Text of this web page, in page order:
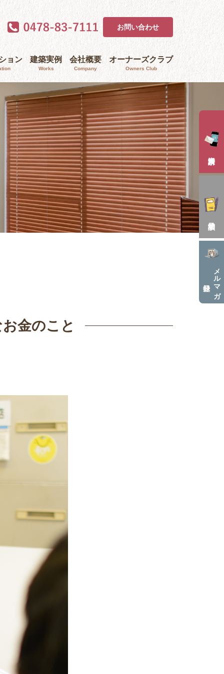
お問い合わせ
ョン 建築実例
Works
会社概要
Company
オーナーズクラブ
Owners Club
メルマガ
金のこと